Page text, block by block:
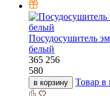
Посудосушитель
белый
365 256
580
в корзину Товар в